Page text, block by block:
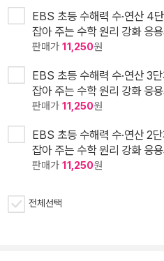
EBS 초등 수해력 수·연산 4
잡아 주는 수학 원리 강화 응용
판매가 11,250원
EBS 초등 수해력 수·연산 3
잡아 주는 수학 원리 강화 응용
판매가 11,250원
EBS 초등 수해력 수·연산 2
잡아 주는 수학 원리 강화 응용
판매가 11,250원
전체선택